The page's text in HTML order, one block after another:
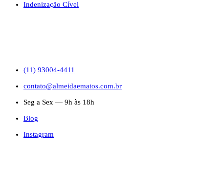
Indenização Cível
(11) 93004-4411
contato@almeidaematos.com.br
Seg a Sex — 9h às 18h
Blog
Instagram